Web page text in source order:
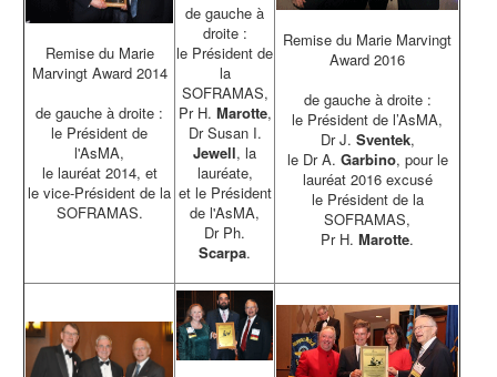
Remise du Marie
Marvingt Award 2014
de gauche à droite :
le Président de
l'AsMA,
le lauréat 2014, et
le vice-Président de la
SOFRAMAS.
de gauche à
droite :
le Président de
la
SOFRAMAS,
Pr H. Marotte,
Dr Susan I.
Jewell, la
lauréate,
et le Président
de l'AsMA,
Dr Ph.
Scarpa.
Remise du Marie Marvingt
Award 2016
de gauche à droite :
le Président de l’AsMA,
Dr J. Sventek,
le Dr A. Garbino, pour le
lauréat 2016 excusé
le Président de la
SOFRAMAS,
Pr H. Marotte.